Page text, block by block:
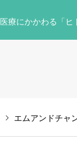
医療にかかわる「
エムアンドチャ